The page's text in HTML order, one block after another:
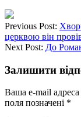
Previous Post:
церквою він
Next Post: До
Залишити
Ваша e-mail
поля позначені *